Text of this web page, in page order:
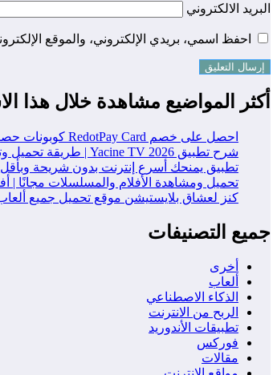
البريد الالكتروني
احفظ اسمي، بريدي الإلكتروني، والموقع
أكثر المواضيع مشاهدة خلال هذا
احصل على خصم RedotPay Card كوبونات حصرية
شرح تطبيق Yacine TV 2026 | طريقة تحميل وتثبيت واستخدام التطبيق خطوة بخطوة
تطبيق يمنحك أسرع إنترنت بدون شريحة وبأقل
تحميل ومشاهدة الأفلام والمسلسلات مجانًا | أفضل 5
كنز لعشاق بلايستيشن موقع تحميل جميع
جميع التصنيفات
أخرى
ألعاب
الذكاء الاصطناعي
الربح من الانترنت
تطبيقات الأندوريد
فوركس
مقالات